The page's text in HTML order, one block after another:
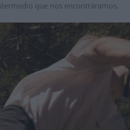
que nos encontráramos.